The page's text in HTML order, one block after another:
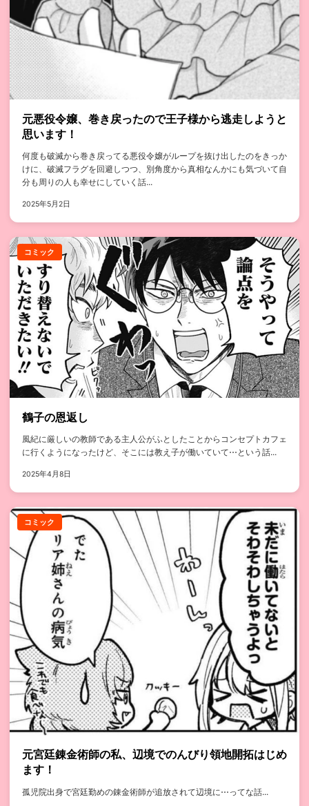
元悪役令嬢、巻き戻ったので王子様から逃走しようと
思います！
何度も破滅から巻き戻ってる悪役令嬢がループを抜け出したのをきっか
けに、破滅フラグを回避しつつ、別角度から真相なんかにも気づいて自
分も周りの人も幸せにしていく話...
2025年5月2日
コミック
鶴子の恩返し
風紀に厳しいの教師である主人公がふとしたことからコンセプトカフェ
に行くようになったけど、そこには教え子が働いていて⋯という話...
2025年4月8日
コミック
元宮廷錬金術師の私、辺境でのんびり領地開拓はじめ
ます！
孤児院出身で宮廷勤めの錬金術師が追放されて辺境に⋯ってな話...